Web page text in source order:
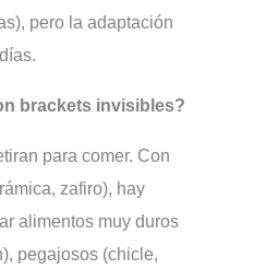
pero la adaptación
brackets invisibles?
para comer. Con
zafiro), hay
alimentos muy duros
pegajosos (chicle,